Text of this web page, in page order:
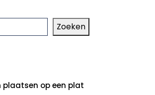
Zoeken
plaatsen op een plat